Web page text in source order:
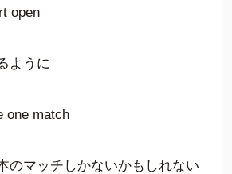
open
ように
one match
のマッチしかないかもしれない